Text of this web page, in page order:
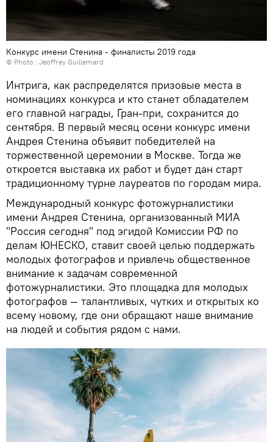
Конкурс имени Стенина - финалисты 2019 года
© Photo : Jeoffrey Guillemard
Интрига, как распределятся призовые места в
номинациях конкурса и кто станет обладателем
его главной награды, Гран-при, сохранится до
сентября. В первый месяц осени конкурс имени
Андрея Стенина объявит победителей на
торжественной церемонии в Москве. Тогда же
откроется выставка их работ и будет дан старт
традиционному турне лауреатов по городам мира.
Международный конкурс фотожурналистики
имени Андрея Стенина, организованный МИА
"Россия сегодня" под эгидой Комиссии РФ по
делам ЮНЕСКО, ставит своей целью поддержать
молодых фотографов и привлечь общественное
внимание к задачам современной
фотожурналистики. Это площадка для молодых
фотографов — талантливых, чутких и открытых ко
всему новому, где они обращают наше внимание
на людей и события рядом с нами.